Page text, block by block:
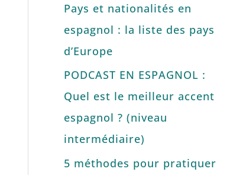
Pays et nationalités en
espagnol : la liste des pays
d’Europe
PODCAST EN ESPAGNOL :
Quel est le meilleur accent
espagnol ? (niveau
intermédiaire)
5 méthodes pour pratiquer